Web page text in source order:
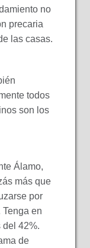
no
precaria
las casas.
todos
son los
Álamo,
más que
por
en
del 42%.
de